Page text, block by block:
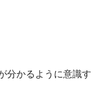
分かるように意識す